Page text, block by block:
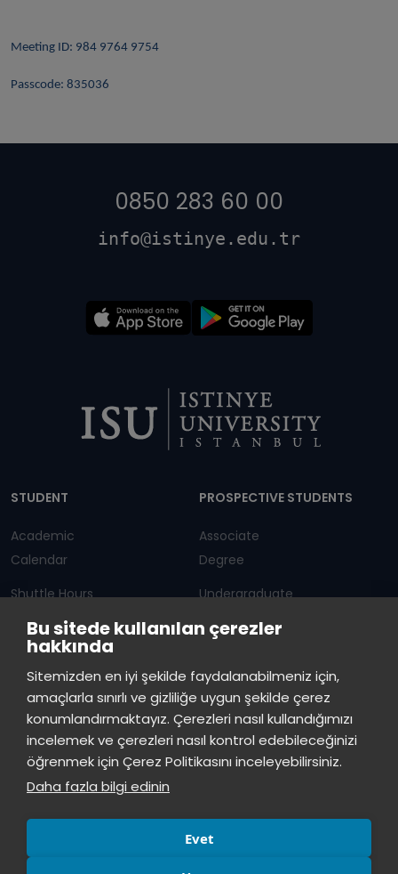
Bu sitede kullanılan çerezler
hakkında
Sitemizden en iyi şekilde faydalanabilmeniz için,
amaçlarla sınırlı ve gizliliğe uygun şekilde çerez
konumlandırmaktayız. Çerezleri nasıl kullandığımızı
incelemek ve çerezleri nasıl kontrol edebileceğinizi
öğrenmek için Çerez Politikasını inceleyebilirsiniz.
Daha fazla bilgi edinin
Evet
Meeting ID: 984 9764 9754
Passcode: 835036
0850 283 60 00
info@istinye.edu.tr
STUDENT
Academic
Calendar
Shuttle Hours
Announcements
PROSPECTIVE STUDENTS
Associate
Degree
Undergraduate
Graduate Programs
ISTINYE
Press
Istinye Post Our campuses